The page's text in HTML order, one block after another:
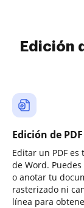
Edición
Edición de
Editar un PDF
de Word.
o anotar tu
rasterizado ni
línea para